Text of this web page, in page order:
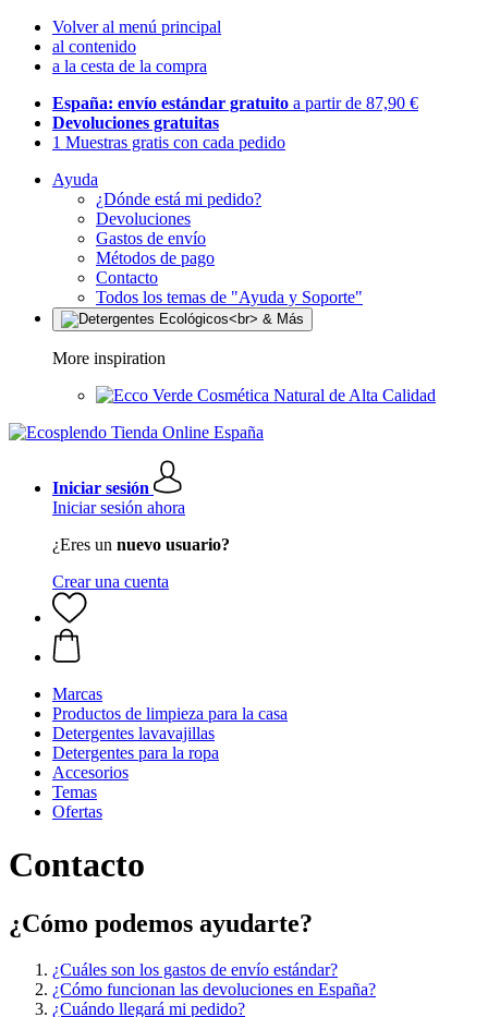
Volver al menú principal
al contenido
a la cesta de la compra
España: envío estándar gratuito a partir de 87,90 €
Devoluciones gratuitas
1 Muestras gratis con cada pedido
Ayuda
¿Dónde está mi pedido?
Devoluciones
Gastos de envío
Métodos de pago
Contacto
Todos los temas de "Ayuda y Soporte"
More inspiration
Cosmética Natural de Alta Calidad
Iniciar sesión
Iniciar sesión ahora
¿Eres un nuevo usuario?
Crear una cuenta
Marcas
Productos de limpieza para la casa
Detergentes lavavajillas
Detergentes para la ropa
Accesorios
Temas
Ofertas
Contacto
¿Cómo podemos ayudarte?
¿Cuáles son los gastos de envío estándar?
¿Cómo funcionan las devoluciones en España?
¿Cuándo llegará mi pedido?